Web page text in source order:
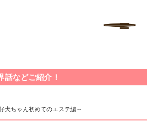
専門学校ちば愛犬動物フラワー学園
MENU
話などご紹介！
犬ちゃん初めてのエステ編～